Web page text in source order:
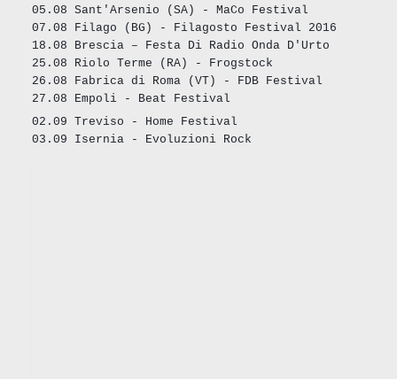
05.08 Sant'Arsenio (SA) - MaCo Festival
07.08 Filago (BG) - Filagosto Festival 2016
18.08 Brescia – Festa Di Radio Onda D'Urto
25.08 Riolo Terme (RA) - Frogstock
26.08 Fabrica di Roma (VT) - FDB Festival
27.08 Empoli - Beat Festival
02.09 Treviso - Home Festival
03.09 Isernia - Evoluzioni Rock